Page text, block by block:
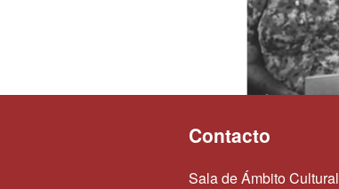
Contacto
Sala de Ámbito Cultural